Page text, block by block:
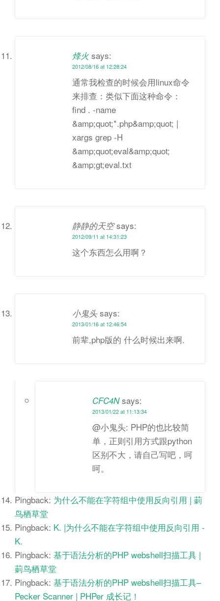
烽火 says:
2012/08/16 at 12:28:24
通常我检查的时候会用linux命令
来排查：类似下面这种命令：
find . -name
&amp;quot;*.php&amp;quot; |
xargs grep -H
&amp;quot;eval&amp;quot;
&amp;gt;eval.txt
静静的天空 says:
2012/09/11 at 14:31:23
这个东西怎么用啊？
小鬼头 says:
2013/01/16 at 12:46:54
前辈,php版的 什么时候出来啊.
CFC4N says:
2013/01/22 at 11:13:34
@小鬼头: PHP的也比较简
单，正则引用方式跟python
区别不大，请自己写吧，呵
呵。
Pingback: 为什么不能在字符组中使用反向引用 | 莿
鸟栖草堂
Pingback: K. |为什么不能在字符组中使用反向引用 -
K.
Pingback: 基于语法分析的PHP webshell扫描工具 |
莿鸟栖草堂
Pingback: 基于语法分析的PHP webshell扫描工具–
Pecker Scanner | PHPer 成长记！